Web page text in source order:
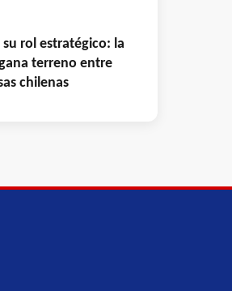
rol estratégico: la
terreno entre
chilenas